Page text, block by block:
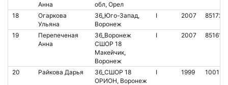
Анна
обл, Орел
18
Огаркова
Ульяна
36_Юго-Запад,
Воронеж
I 2007
19
Перепеченая
Анна
36_Воронеж
СШОР 18
Макейчик,
Воронеж
I 2007
20 Райкова Дарья
36_СШОР 18
ОРИОН, Воронеж
I 1999